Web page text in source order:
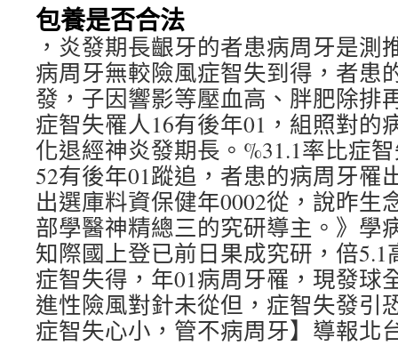
包養是否合法
，炎發期長齦牙的者患病周牙是測
病周牙無較險風症智失到得，者患
發，子因響影等壓血高、胖肥除排
症智失罹人16有後年01，組照對的
化退經神炎發期長。%31.1率比症
52有後年01蹤追，者患的病周牙罹
出選庫料資保健年0002從，說昨生
部學醫神精總三的究研導主。》學
知際國上登已前日果成究研，倍
症智失得，年01病周牙罹，現發球
進性險風對針未從但，症智失發引
症智失心小，管不病周牙】導報